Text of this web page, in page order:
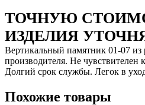
ТОЧНУЮ
ИЗДЕЛИЯ
Вертикальный памятник 01-07 из
производителя. Не чувствителен
Долгий срок службы. Легок в
Похожие товары